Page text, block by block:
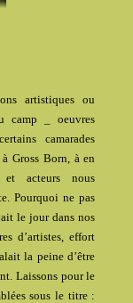
artistiques ou
camp _ oeuvres
camarades
Gross Born, à en
acteurs nous
Pourquoi ne pas
le jour dans nos
d’artistes, effort
la peine d’être
Laissons pour le
sous le titre :